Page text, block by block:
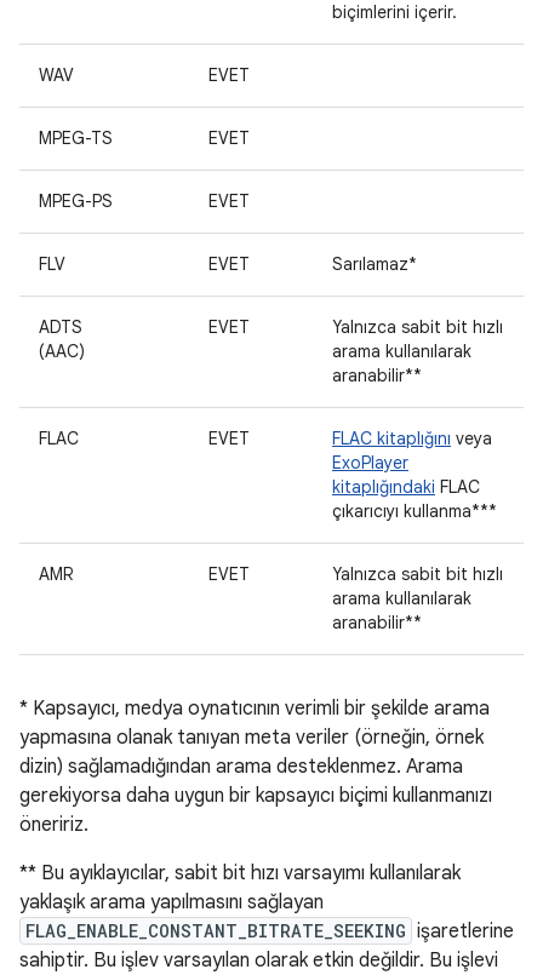
biçimlerini içerir.
WAV EVET
MPEG-TS EVET
MPEG-PS EVET
FLV EVET Sarılamaz*
ADTS
(AAC)
EVET
Yalnızca sabit bit hızlı
arama kullanılarak
aranabilir**
FLAC EVET FLAC kitaplığını veya
ExoPlayer
kitaplığındaki FLAC
çıkarıcıyı kullanma***
AMR EVET
Yalnızca sabit bit hızlı
arama kullanılarak
aranabilir**
* Kapsayıcı, medya oynatıcının verimli bir şekilde arama
yapmasına olanak tanıyan meta veriler (örneğin, örnek
dizin) sağlamadığından arama desteklenmez. Arama
gerekiyorsa daha uygun bir kapsayıcı biçimi kullanmanızı
öneririz.
** Bu ayıklayıcılar, sabit bit hızı varsayımı kullanılarak
yaklaşık arama yapılmasını sağlayan
FLAG_ENABLE_CONSTANT_BITRATE_SEEKING işaretlerine
sahiptir. Bu işlev varsayılan olarak etkin değildir. Bu işlevi